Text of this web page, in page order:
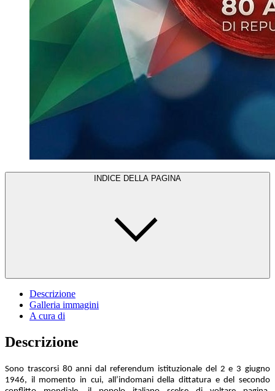
INDICE DELLA PAGINA
Descrizione
Galleria immagini
A cura di
Descrizione
Sono trascorsi 80 anni dal referendum istituzionale del 2 e 3 giugno
1946, il momento in cui, all’indomani della dittatura e del secondo